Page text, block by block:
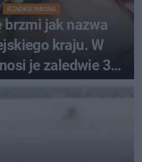
RZADKIE IMIONA
brzmi jak nazwa
kraju. W
je zaledwie 3
kobiety